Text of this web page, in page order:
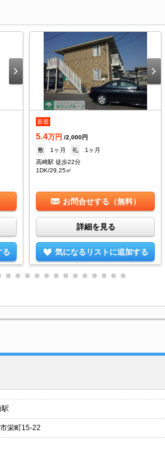
る
新着
5.4万円 /2,000円
敷
1ヶ月 礼
1ヶ月
高崎駅 徒歩22分
1DK/29.25㎡
お問合せする（無料）
詳細を見る
気になるリストに追加する
駅
栄町15-22